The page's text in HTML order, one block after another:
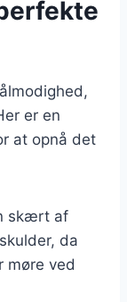
er en
at opnå det
skært af
da
møre ved